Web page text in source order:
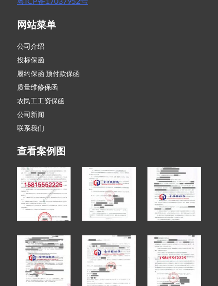
网站菜单
公司介绍
投标保函
履约保函 预付款保函
质量维修保函
农民工工资保函
公司新闻
联系我们
查看案例图